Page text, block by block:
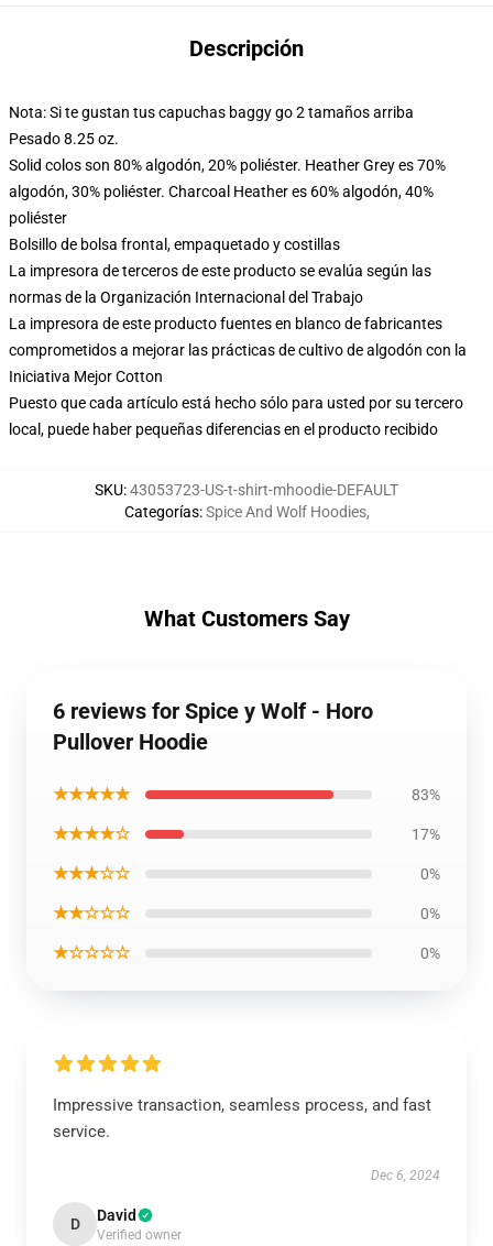
Descripción
Nota: Si te gustan tus capuchas baggy go 2 tamaños arriba
Pesado 8.25 oz.
Solid colos son 80% algodón, 20% poliéster. Heather Grey es 70%
algodón, 30% poliéster. Charcoal Heather es 60% algodón, 40%
poliéster
Bolsillo de bolsa frontal, empaquetado y costillas
La impresora de terceros de este producto se evalúa según las
normas de la Organización Internacional del Trabajo
La impresora de este producto fuentes en blanco de fabricantes
comprometidos a mejorar las prácticas de cultivo de algodón con la
Iniciativa Mejor Cotton
Puesto que cada artículo está hecho sólo para usted por su tercero
local, puede haber pequeñas diferencias en el producto recibido
SKU:43053723-US-t-shirt-mhoodie-DEFAULT
Categorías:Spice And Wolf Hoodies,
What Customers Say
6 reviews for Spice y Wolf - Horo
Pullover Hoodie
★★★★★ 83%
★★★★☆ 17%
★★★☆☆ 0%
★★☆☆☆ 0%
★☆☆☆☆ 0%
Impressive transaction, seamless process, and fast
service.
Dec 6, 2024
D David
Verified owner